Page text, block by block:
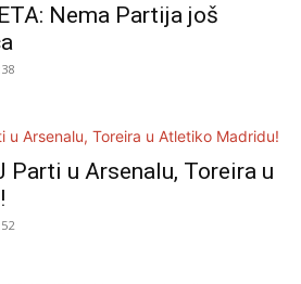
Nema Partija još
Parti u Arsenalu, Toreira u